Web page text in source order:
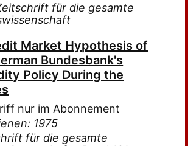
für die gesamte
Market Hypothesis of
Bundesbank's
Policy During the
nur im Abonnement
1975
für die gesamte